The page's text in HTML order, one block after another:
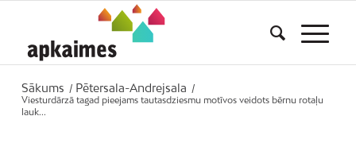
Sākums / Pētersala-Andrejsala
/
Viesturdārzā tagad pieejams tautasdziesmu motīvos veidots bērnu rotaļu
lauk...